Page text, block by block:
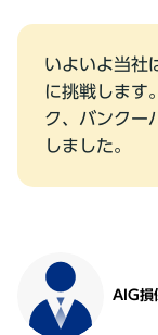
いよいよ当社
に挑戦します
ク、バンクー
しました。
AIG損